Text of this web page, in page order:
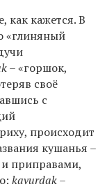
как кажется. В
«глиняный
– «горшок,
своё
с
происходит
кушанья –
приправами,
kavurdak–